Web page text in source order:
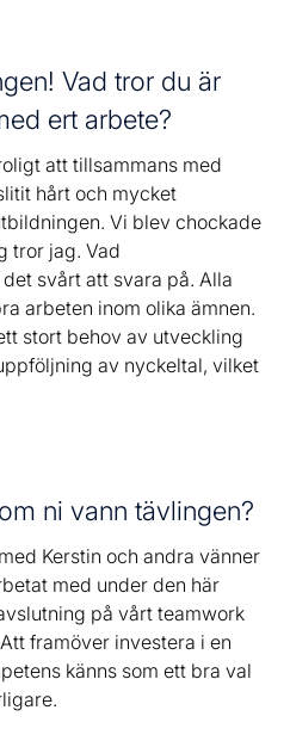
Vad tror du är
ert arbete?
att tillsammans med
hårt och mycket
Vi blev chockade
tror jag. Vad
svårt att svara på. Alla
arbeten inom olika ämnen.
stort behov av utveckling
av nyckeltal, vilket
ni vann tävlingen?
Kerstin och andra vänner
med under den här
på vårt teamwork
framöver investera i en
känns som ett bra val